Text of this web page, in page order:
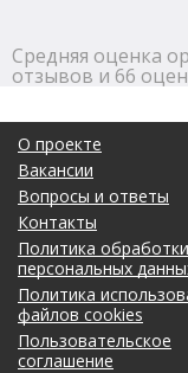
Средняя оценка
отзывов и 66
О проекте
Вакансии
Вопросы и ответы
Контакты
Политика обработки
персональных
Политика
файлов cookies
Пользовательское
соглашение